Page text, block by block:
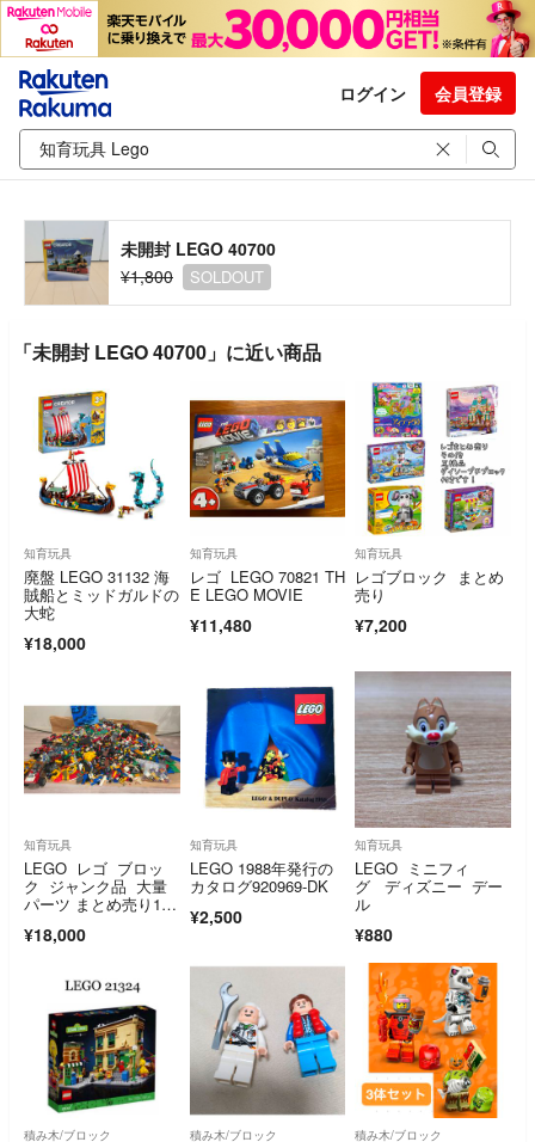
ログイン 会員登録
未開封 LEGO 40700
¥1,800
SOLDOUT
「未開封 LEGO 40700」に近い商品
知育玩具
廃盤 LEGO 31132 海
賊船とミッドガルドの
大蛇
¥18,000
知育玩具
レゴ LEGO 70821 TH
E LEGO MOVIE
¥11,480
知育玩具
レゴブロック まとめ
売り
¥7,200
知育玩具
LEGO レゴ ブロッ
ク ジャンク品 大量
パーツ まとめ売り18.
¥18,000
知育玩具
LEGO 1988年発行の
カタログ920969-DK
¥2,500
知育玩具
LEGO ミニフィ
グ ディズニー デー
ル
¥880
積み木/ブロック 積み木/ブロック 積み木/ブロック